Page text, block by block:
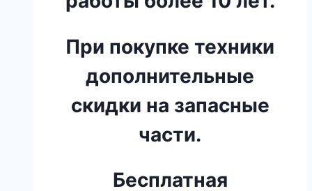
При покупке техники
дополнительные
скидки на запасные
части.
Бесплатная